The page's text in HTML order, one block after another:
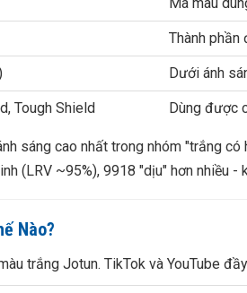
Thành
Dưới ánh
Tough Shield Dùng được
sáng cao nhất trong nhóm "trắng
(LRV ~95%), 9918 "dịu" hơn nhiều -
Nào?
trắng Jotun. TikTok và YouTube